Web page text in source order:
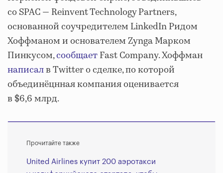
со SPAC — Reinvent Technology Partners,
основанной соучредителем LinkedIn Ридом
Хоффманом и основателем Zynga Марком
Пинкусом,сообщаетFast Company. Хоффман
написалв Twitter о сделке, по которой
объединёцнная компания оценивается
в $6,6 млрд.
Прочитайте также
United Airlines купит 200 аэротакси